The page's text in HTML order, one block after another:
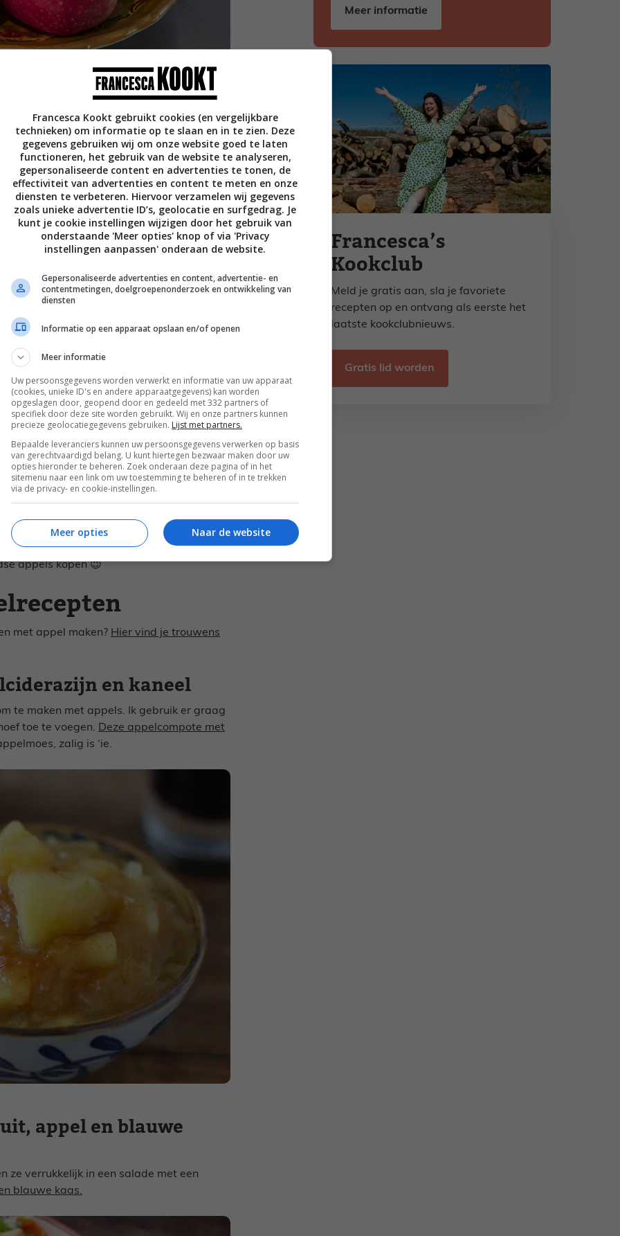
waar moet je op
voor de bovengenoemde soorten zoals
Jonagold, Cox, Kanzi en de Golden
en daarom zit er altijd wel een
maar ook in andere delen van het land
er voornamelijk geplukt in september en
van genieten. Dit komt doordat het
koelhuizen waar bijna alle zuurstof wordt
en kunnen we er ook zo lang van
mee te koken
vind ik het onzinnig om buitenlandse
Eigenlijk zonde hè, dat we zelf zoveel
appels uit het buitenland importeren. Het
liggen dan ik het hier
appels kopen 😉
met appel maken? Hier vind je trouwens
en kaneel
te maken met appels. Ik gebruik er graag
toe te voegen. Deze appelcompote met
zalig is ‘ie.
appel en blauwe
ze verrukkelijk in een salade met een
blauwe kaas.
Meer informatie
Francesca’s
Kookclub
Meld je gratis aan, sla je favoriete
recepten op en ontvang als eerste het
laatste kookclubnieuws.
Gratis lid worden
Francesca Kookt gebruikt cookies (en vergelijkbare
technieken) om informatie op te slaan en in te zien. Deze
gegevens gebruiken wij om onze website goed te laten
functioneren, het gebruik van de website te analyseren,
gepersonaliseerde content en advertenties te tonen, de
effectiviteit van advertenties en content te meten en onze
diensten te verbeteren. Hiervoor verzamelen wij gegevens
zoals unieke advertentie ID’s, geolocatie en surfgedrag. Je
kunt je cookie instellingen wijzigen door het gebruik van
onderstaande 'Meer opties' knop of via 'Privacy
instellingen aanpassen' onderaan de website.
Gepersonaliseerde advertenties en content, advertentie- en
contentmetingen, doelgroepenonderzoek en ontwikkeling van
diensten
Informatie op een apparaat opslaan en/of openen
Meer informatie
Uw persoonsgegevens worden verwerkt en informatie van uw apparaat
(cookies, unieke ID's en andere apparaatgegevens) kan worden
opgeslagen door, geopend door en gedeeld met 332 partners of
specifiek door deze site worden gebruikt. Wij en onze partners kunnen
precieze geolocatiegegevens gebruiken. Lijst met partners.
Bepaalde leveranciers kunnen uw persoonsgegevens verwerken op basis
van gerechtvaardigd belang. U kunt hiertegen bezwaar maken door uw
opties hieronder te beheren. Zoek onderaan deze pagina of in het
sitemenu naar een link om uw toestemming te beheren of in te trekken
via de privacy- en cookie-instellingen.
Naar de website
Meer opties